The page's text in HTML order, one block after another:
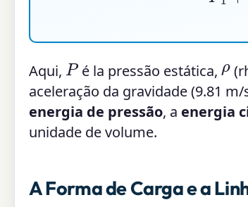
Aqui, P é la pressão estática,ρ
aceleração da gravidade (9.81 m/
energia de pressão, a energia
unidade de volume.
A Forma de Carga e a